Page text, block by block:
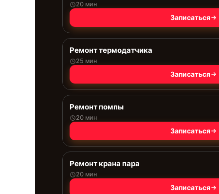
20 мин
Записаться
Ремонт термодатчика
25 мин
Записаться
Ремонт помпы
20 мин
Записаться
Ремонт крана пара
20 мин
Записаться